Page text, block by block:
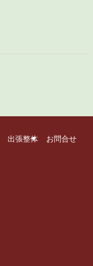
出張整体 お問合せ